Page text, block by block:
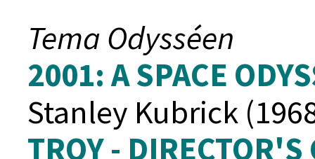
Tema Odysséen
2001: A SPACE
Stanley Kubrick
TROY - DIRECTOR'S